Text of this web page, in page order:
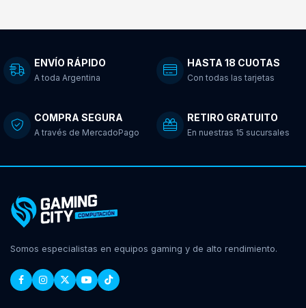
ENVÍO RÁPIDO
A toda Argentina
HASTA 18 CUOTAS
Con todas las tarjetas
COMPRA SEGURA
A través de MercadoPago
RETIRO GRATUITO
En nuestras 15 sucursales
Somos especialistas en equipos gaming y de alto rendimiento.